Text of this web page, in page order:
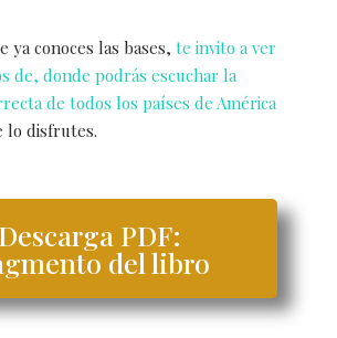
ya conoces las bases, te invito a ver
de, donde podrás escuchar la
de todos los países de América
lo disfrutes.
Descarga PDF:
del libro